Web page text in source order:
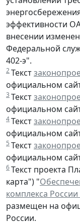
эффективности
внесении
Федеральной
402-э".
2Текст
официальном
3 Текст
официальном
4Текст
официальном
5 Текст
официальном
6Текст проекта
карта") "
комплекса
размещен на
России.